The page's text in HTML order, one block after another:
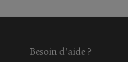
Besoin d'aide ?